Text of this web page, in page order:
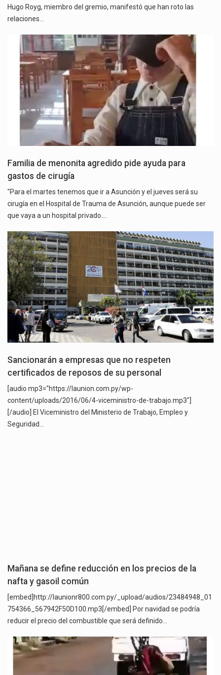
Hugo Royg, miembro del gremio, manifestó que han roto las
relaciones…
Familia de menonita agredido pide ayuda para
gastos de cirugía
"Para el martes tenemos que ir a Asunción y el jueves será su
cirugía en el Hospital de Trauma de Asunción, aunque puede ser
que vaya a un hospital privado.…
Sancionarán a empresas que no respeten
certificados de reposos de su personal
[audio mp3="https://launion.com.py/wp-
content/uploads/2016/06/4-viceministro-de-trabajo.mp3"]
[/audio] El Viceministro del Ministerio de Trabajo, Empleo y
Seguridad…
Mañana se define reducción en los precios de la
nafta y gasoil común
[embed]http://launionr800.com.py/_upload/audios/23484948_01
754366_567942F50D100.mp3[/embed] Por navidad se podría
reducir el precio del combustible que será definido…